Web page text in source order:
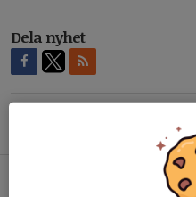
Dela nyhet
Fotbollsskolan 2025